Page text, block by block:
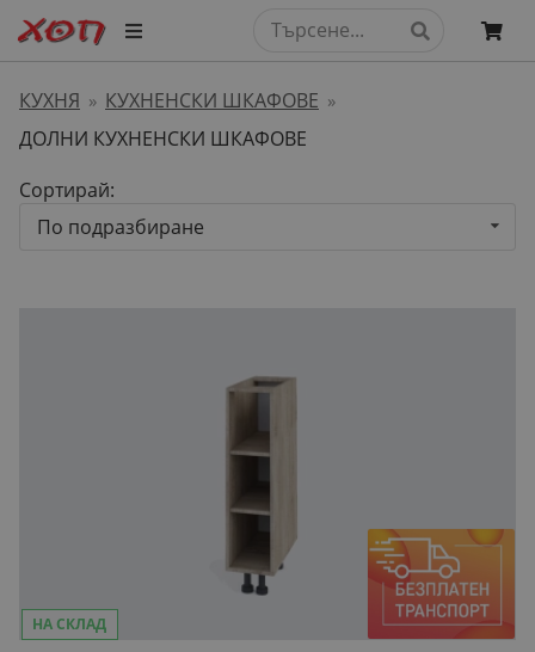
КУХНЯ » КУХНЕНСКИ ШКАФОВЕ »
ДОЛНИ КУХНЕНСКИ ШКАФОВЕ
Сортирай:
По подразбиране
НА СКЛАД